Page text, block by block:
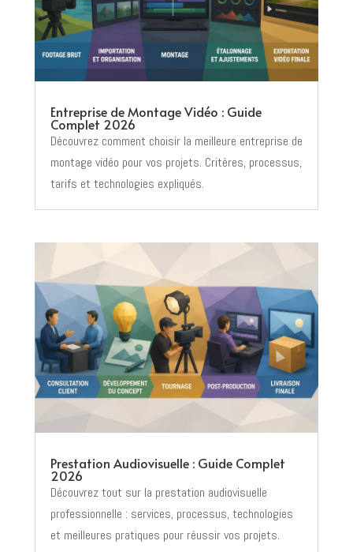
Entreprise de Montage Vidéo : Guide
Complet 2026
Découvrez comment choisir la meilleure entreprise de
montage vidéo pour vos projets. Critères, processus,
tarifs et technologies expliqués.
Prestation Audiovisuelle : Guide Complet
2026
Découvrez tout sur la prestation audiovisuelle
professionnelle : services, processus, technologies
et meilleures pratiques pour réussir vos projets.